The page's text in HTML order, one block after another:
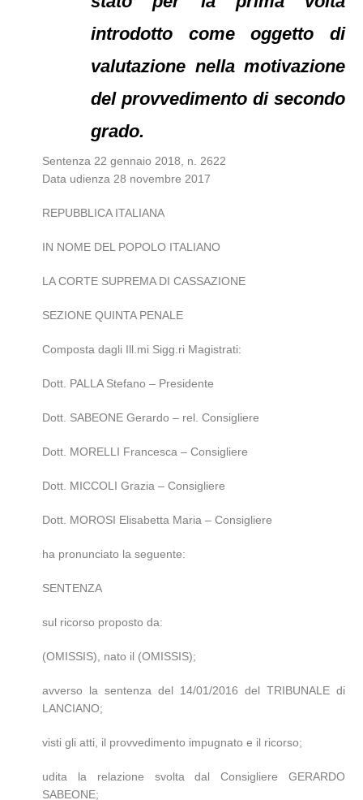
introdotto come oggetto di
valutazione nella motivazione
del provvedimento di secondo
grado.
Sentenza 22 gennaio 2018, n. 2622
Data udienza 28 novembre 2017
REPUBBLICA ITALIANA
IN NOME DEL POPOLO ITALIANO
LA CORTE SUPREMA DI CASSAZIONE
SEZIONE QUINTA PENALE
Composta dagli Ill.mi Sigg.ri Magistrati:
Dott. PALLA Stefano – Presidente
Dott. SABEONE Gerardo – rel. Consigliere
Dott. MORELLI Francesca – Consigliere
Dott. MICCOLI Grazia – Consigliere
Dott. MOROSI Elisabetta Maria – Consigliere
ha pronunciato la seguente:
SENTENZA
sul ricorso proposto da:
(OMISSIS), nato il (OMISSIS);
avverso la sentenza del 14/01/2016 del TRIBUNALE di
LANCIANO;
visti gli atti, il provvedimento impugnato e il ricorso;
udita la relazione svolta dal Consigliere GERARDO
SABEONE;